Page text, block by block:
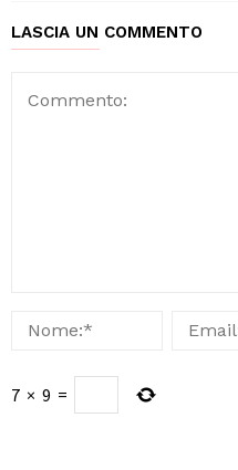
LASCIA UN COMMENTO
7 × 9 =